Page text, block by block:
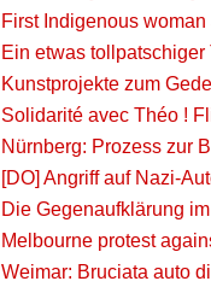
First Indigenous
Ein etwas
Kunstprojekte zum
Solidarité avec Théo !
Nürnberg: Prozess zur
[DO] Angriff auf Nazi-
Die Gegenaufklärung
Melbourne protest
Weimar: Bruciata auto